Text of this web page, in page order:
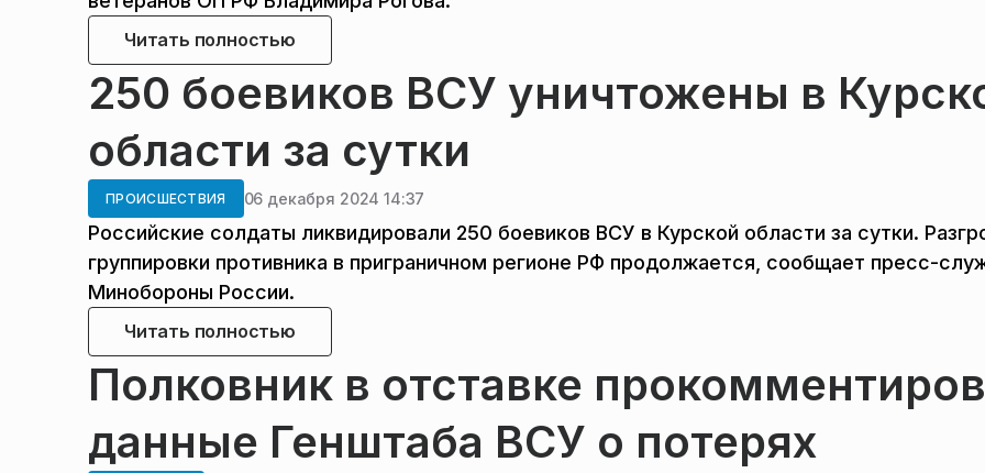
Читать полностью
250 боевиков ВСУ уничтожены в
области за сутки
ПРОИСШЕСТВИЯ 06 декабря 2024 14:37
Российские солдаты ликвидировали 250 боевиков ВСУ в Курской области за сутки.
группировки противника в приграничном регионе РФ продолжается, сообщает пресс-
Минобороны России.
Читать полностью
Полковник в отставке
данные Генштаба ВСУ о потерях